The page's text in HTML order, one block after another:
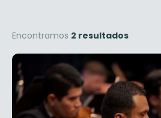
Encontramos 2 resultados